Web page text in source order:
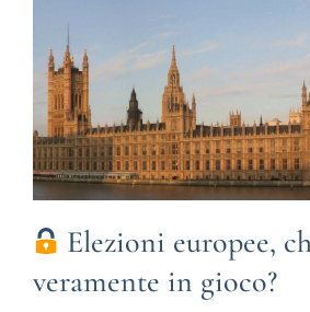
Elezioni europee,
veramente in gioco?